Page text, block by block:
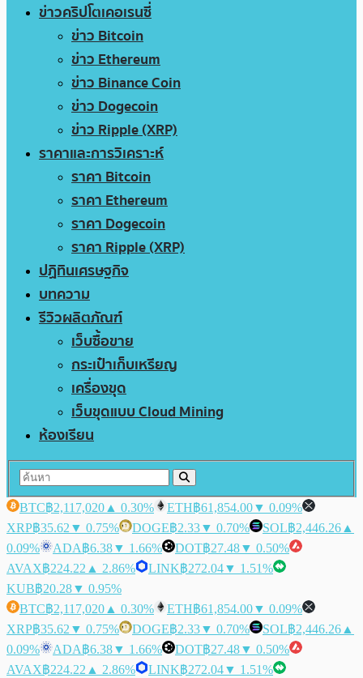
ข่าวคริปโตเคอเรนซี่
ข่าว Bitcoin
ข่าว Ethereum
ข่าว Binance Coin
ข่าว Dogecoin
ข่าว Ripple (XRP)
ราคาและการวิเคราะห์
ราคา Bitcoin
ราคา Ethereum
ราคา Dogecoin
ราคา Ripple (XRP)
ปฏิทินเศรษฐกิจ
บทความ
รีวิวผลิตภัณฑ์
เว็บซื้อขาย
กระเป๋าเก็บเหรียญ
เครื่องขุด
เว็บขุดแบบ Cloud Mining
ห้องเรียน
BTC฿2,117,020 ▲ 0.30% ETH฿61,854.00▼ 0.09%
XRP฿35.62 ▼ 0.75% DOGE฿2.33▼ 0.70% SOL฿2,446.26 ▲
0.09%
ADA฿6.38▼ 1.66% DOT฿27.48▼ 0.50%
AVAX฿224.22 ▲ 2.86% LINK฿272.04▼ 1.51%
KUB฿20.28▼ 0.95%
BTC฿2,117,020 ▲ 0.30% ETH฿61,854.00▼ 0.09%
XRP฿35.62 ▼ 0.75% DOGE฿2.33▼ 0.70% SOL฿2,446.26 ▲
0.09%
ADA฿6.38▼ 1.66% DOT฿27.48▼ 0.50%
AVAX฿224.22 ▲ 2.86% LINK฿272.04▼ 1.51%